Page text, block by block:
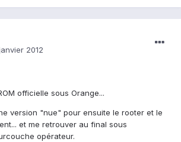
2012
officielle sous Orange...
version "nue" pour ensuite le rooter et le
et me retrouver au final sous
opérateur.